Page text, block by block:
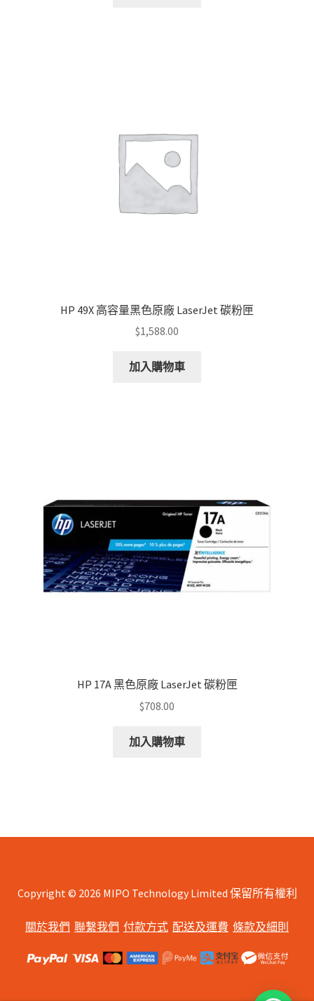
HP 49X 高容量黑色原廠 LaserJet 碳粉匣
$1,588.00
加入購物車
HP 17A 黑色原廠 LaserJet 碳粉匣
$708.00
加入購物車
Copyright © 2026 MIPO Technology Limited 保留所有權利
關於我們 聯繫我們 付款方式 配送及運費 條款及細則